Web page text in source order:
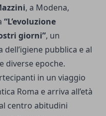
, a Modena,
“L’evoluzione
giorni”, un
pubblica e al
diverse epoche.
in un viaggio
Roma e arriva all’età
centro abitudini